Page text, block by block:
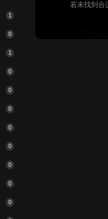
1
0
1
0
0
0
0
0
0
0
0
若未找到合